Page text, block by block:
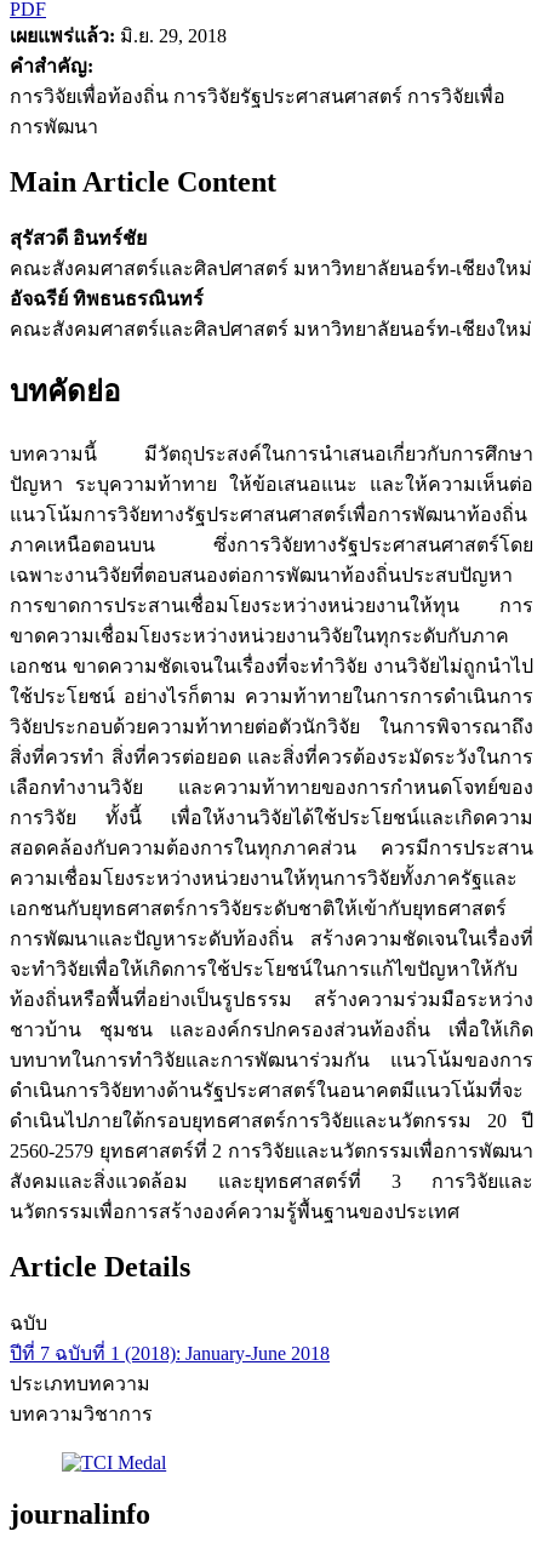
PDF
เผยแพร่แล้ว: มิ.ย. 29, 2018
คำสำคัญ:
การวิจัยเพื่อท้องถิ่น การวิจัยรัฐประศาสนศาสตร์ การวิจัยเพื่อ
การพัฒนา
Main Article Content
สุรัสวดี อินทร์ชัย
คณะสังคมศาสตร์และศิลปศาสตร์ มหาวิทยาลัยนอร์ท-เชียงใหม่
อัจฉรีย์ ทิพธนธรณินทร์
คณะสังคมศาสตร์และศิลปศาสตร์ มหาวิทยาลัยนอร์ท-เชียงใหม่
บทคัดย่อ
บทความนี้ มีวัตถุประสงค์ในการนำเสนอเกี่ยวกับการศึกษา
ปัญหา ระบุความท้าทาย ให้ข้อเสนอแนะ และให้ความเห็นต่อ
แนวโน้มการวิจัยทางรัฐประศาสนศาสตร์เพื่อการพัฒนาท้องถิ่น
ภาคเหนือตอนบน ซึ่งการวิจัยทางรัฐประศาสนศาสตร์โดย
เฉพาะงานวิจัยที่ตอบสนองต่อการพัฒนาท้องถิ่นประสบปัญหา
การขาดการประสานเชื่อมโยงระหว่างหน่วยงานให้ทุน การ
ขาดความเชื่อมโยงระหว่างหน่วยงานวิจัยในทุกระดับกับภาค
เอกชน ขาดความชัดเจนในเรื่องที่จะทำวิจัย งานวิจัยไม่ถูกนำไป
ใช้ประโยชน์ อย่างไรก็ตาม ความท้าทายในการการดำเนินการ
วิจัยประกอบด้วยความท้าทายต่อตัวนักวิจัย ในการพิจารณาถึง
สิ่งที่ควรทำ สิ่งที่ควรต่อยอด และสิ่งที่ควรต้องระมัดระวังในการ
เลือกทำงานวิจัย และความท้าทายของการกำหนดโจทย์ของ
การวิจัย ทั้งนี้ เพื่อให้งานวิจัยได้ใช้ประโยชน์และเกิดความ
สอดคล้องกับความต้องการในทุกภาคส่วน ควรมีการประสาน
ความเชื่อมโยงระหว่างหน่วยงานให้ทุนการวิจัยทั้งภาครัฐและ
เอกชนกับยุทธศาสตร์การวิจัยระดับชาติให้เข้ากับยุทธศาสตร์
การพัฒนาและปัญหาระดับท้องถิ่น สร้างความชัดเจนในเรื่องที่
จะทำวิจัยเพื่อให้เกิดการใช้ประโยชน์ในการแก้ไขปัญหาให้กับ
ท้องถิ่นหรือพื้นที่อย่างเป็นรูปธรรม สร้างความร่วมมือระหว่าง
ชาวบ้าน ชุมชน และองค์กรปกครองส่วนท้องถิ่น เพื่อให้เกิด
บทบาทในการทำวิจัยและการพัฒนาร่วมกัน แนวโน้มของการ
ดำเนินการวิจัยทางด้านรัฐประศาสตร์ในอนาคตมีแนวโน้มที่จะ
ดำเนินไปภายใต้กรอบยุทธศาสตร์การวิจัยและนวัตกรรม 20 ปี
2560-2579 ยุทธศาสตร์ที่ 2 การวิจัยและนวัตกรรมเพื่อการพัฒนา
สังคมและสิ่งแวดล้อม และยุทธศาสตร์ที่ 3 การวิจัยและ
นวัตกรรมเพื่อการสร้างองค์ความรู้พื้นฐานของประเทศ
Article Details
ฉบับ
ปีที่ 7 ฉบับที่ 1 (2018): January-June 2018
ประเภทบทความ
บทความวิชาการ
journalinfo